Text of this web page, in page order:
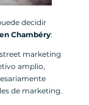
decidir
Chambéry:
marketing
amplio,
de marketing.